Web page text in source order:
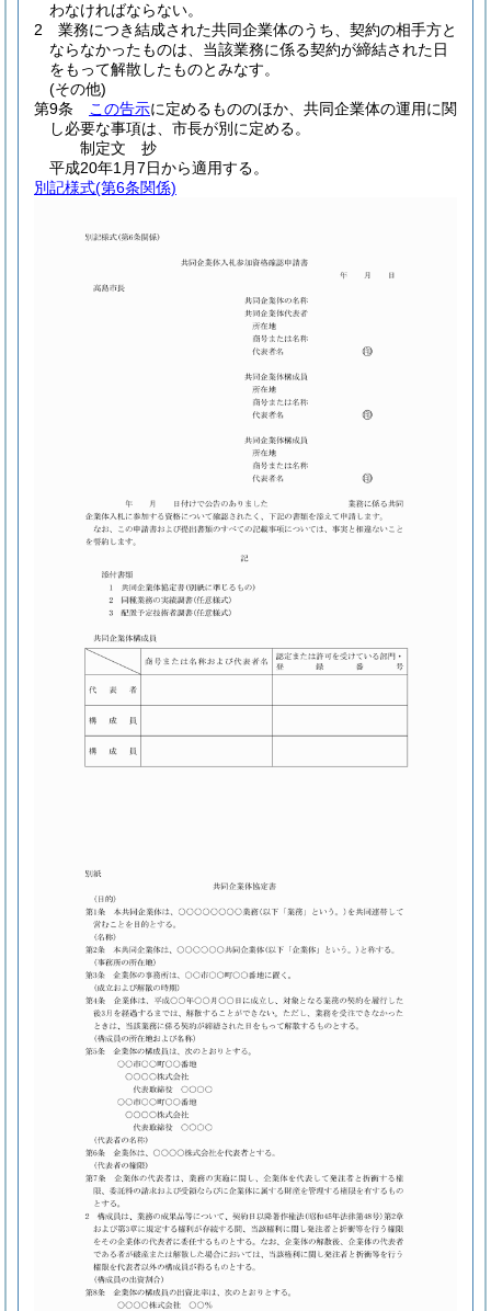
わなければならない。
2
業務につき結成された共同企業体のうち、契約の相手方と
ならなかったものは、当該業務に係る契約が締結された日
をもって解散したものとみなす。
(その他)
第9条
この告示に定めるもののほか、共同企業体の運用に関
し必要な事項は、市長が別に定める。
制定文 抄
平成20年1月7日から適用する。
別記様式(第6条関係)